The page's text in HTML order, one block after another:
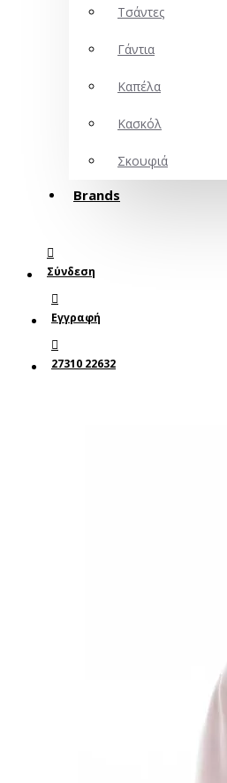
Τσάντες
Γάντια
Καπέλα
Κασκόλ
Σκουφιά
Brands
Σύνδεση
Εγγραφή
27310 22632